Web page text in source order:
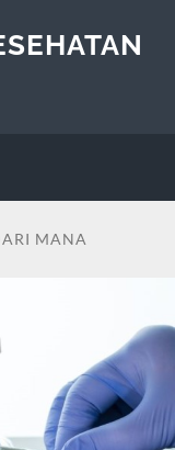
MANA